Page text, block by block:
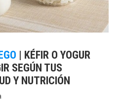
| KÉFIR O YOGUR
SEGÚN TUS
Y NUTRICIÓN